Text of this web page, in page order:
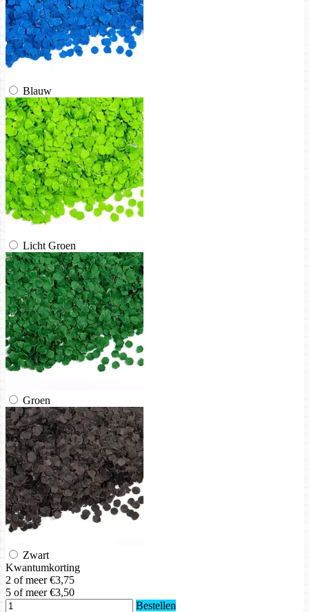
Blauw
Licht Groen
Groen
Zwart
Kwantumkorting
2 of meer €3,75
5 of meer €3,50
Bestellen